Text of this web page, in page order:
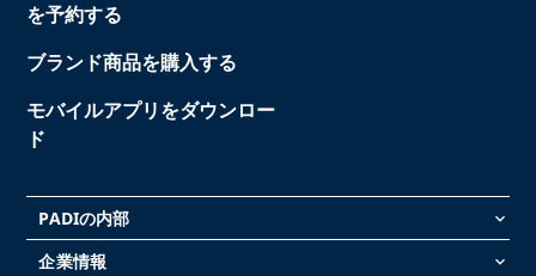
を予約する
ブランド商品を購入する
モバイルアプリをダウンロー
ド
PADIの内部 keyboard_arrow_down
企業情報 keyboard_arrow_down